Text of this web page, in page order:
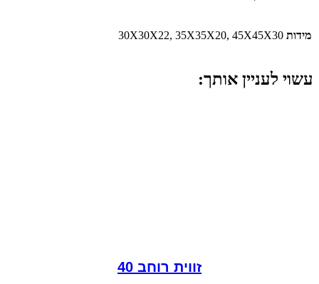
מידות 30X30X22, 35X35X20, 45X45X30
עשוי לעניין אותך:
זווית רוחב 40